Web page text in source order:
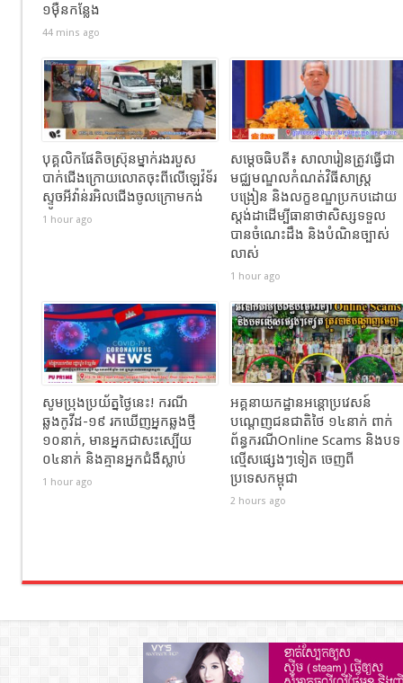
១ម៉ឺនកន្លែង
44 mins ago
បុគ្គលិកផែតិចស្រ៊ុនម្នាក់រងរបួស
បាក់ជេីងក្រោយលោតចុះពីលេីឡេវ៉ទ័រ
ស្ទូចអីវ៉ាន់រអិលជេីងចូលក្រោមកង់
1 hour ago
សម្ដេចធិបតី៖ សាលារៀនត្រូវធ្វើជា
មជ្ឈមណ្ឌលកំណត់វិធីសាស្ត្រ
បង្រៀន និងលក្ខខណ្ឌប្រកបដោយ
ស្តង់ដាដើម្បីធានាថាសិស្សទទួល
បានចំណេះដឹង និងបំណិនច្បាស់
លាស់
1 hour ago
សូមប្រុងប្រយ័ត្នថ្ងៃនេះ! ករណី
ឆ្លងកូវីដ-១៩ រកឃើញអ្នកឆ្លងថ្មី
១០នាក់, មានអ្នកជាសះស្បើយ
០៤នាក់ និងគ្មានអ្នកជំងឺស្លាប់
1 hour ago
អគ្គនាយកដ្ឋានអន្តោប្រវេសន៍
បណ្ដេញជនជាតិថៃ ១៤នាក់ ពាក់
ព័ន្ធករណីOnline Scams និងបទ
ល្មើសផ្សេងៗទៀត ចេញពី
ប្រទេសកម្ពុជា
2 hours ago